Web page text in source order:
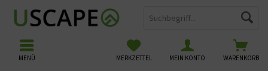
WARENKORB
MERKZETTEL MEIN KONTO
MENÜ